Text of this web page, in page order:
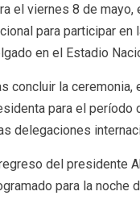
el viernes 8 de
para participar
en el Estadio
concluir la
para el período
delegaciones
del presidente
para la noche